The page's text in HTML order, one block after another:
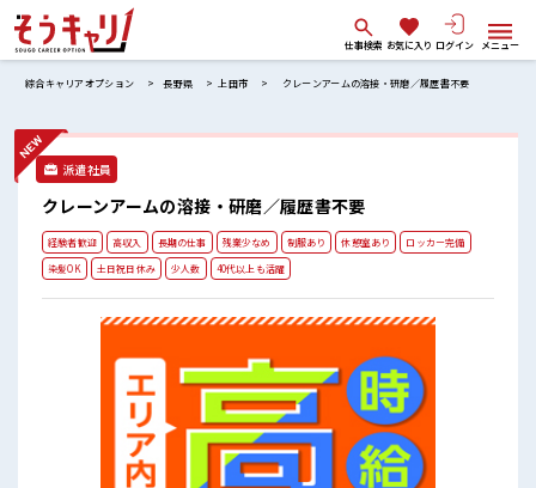
仕事検索 お気に入り ログイン メニュー
綜合キャリアオプション 長野県 上田市 クレーンアームの溶接・研磨／履歴書不要
派遣社員
クレーンアームの溶接・研磨／履歴書不要
経験者歓迎 高収入 長期の仕事 残業少なめ 制服あり 休憩室あり
ロッカー完備
染髪OK
土日祝日休み 少人数 40代以上も活躍